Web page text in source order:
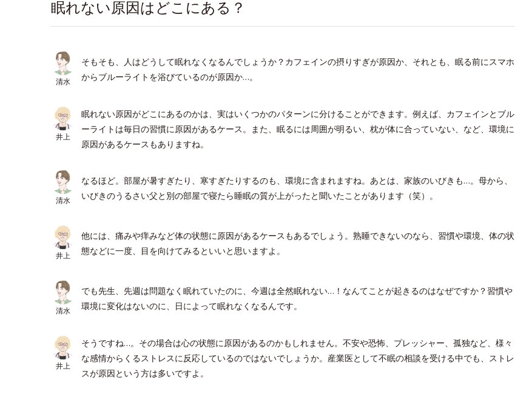
眠れない原因はどこにある？
清水
そもそも、人はどうして眠れなくなるんでしょうか？カフェインの摂りすぎが原因か、それとも、眠る前にスマホ
からブルーライトを浴びているのが原因か…。
井上
眠れない原因がどこにあるのかは、実はいくつかのパターンに分けることができます。例えば、カフェインとブル
ーライトは毎日の習慣に原因があるケース。また、眠るには周囲が明るい、枕が体に合っていない、など、環境に
原因があるケースもありますね。
清水
なるほど。部屋が暑すぎたり、寒すぎたりするのも、環境に含まれますね。あとは、家族のいびきも…。母から、
いびきのうるさい父と別の部屋で寝たら睡眠の質が上がったと聞いたことがあります（笑）。
井上
他には、痛みや痒みなど体の状態に原因があるケースもあるでしょう。熟睡できないのなら、習慣や環境、体の状
態などに一度、目を向けてみるといいと思いますよ。
清水
でも先生、先週は問題なく眠れていたのに、今週は全然眠れない…！なんてことが起きるのはなぜですか？習慣や
環境に変化はないのに、日によって眠れなくなるんです。
井上
そうですね…。その場合は心の状態に原因があるのかもしれません。不安や恐怖、プレッシャー、孤独など、様々
な感情からくるストレスに反応しているのではないでしょうか。産業医として不眠の相談を受ける中でも、ストレ
スが原因という方は多いですよ。